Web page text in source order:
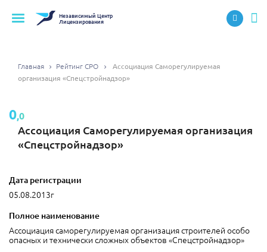
НезависимыйЦентр
Лицензирования
Главная Рейтинг СРО
Ассоциация Саморегулируемая
организация «Спецстройнадзор»
0,0
Ассоциация Саморегулируемая организация
«Спецстройнадзор»
Дата регистрации
05.08.2013г
Полное наименование
Ассоциация саморегулируемая организация строителей особо
опасных и технически сложных объектов «Спецстройнадзор»